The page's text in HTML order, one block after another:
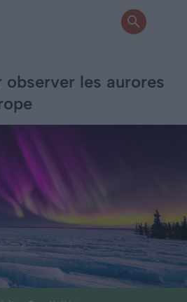
les aurores